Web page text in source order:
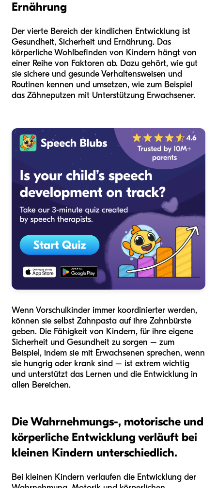
Ernährung
Der vierte Bereich der kindlichen Entwicklung ist
Gesundheit, Sicherheit und Ernährung. Das
körperliche Wohlbefinden von Kindern hängt von
einer Reihe von Faktoren ab. Dazu gehört, wie gut
sie sichere und gesunde Verhaltensweisen und
Routinen kennen und umsetzen, wie zum Beispiel
das Zähneputzen mit Unterstützung Erwachsener.
Wenn Vorschulkinder immer koordinierter werden,
können sie selbst Zahnpasta auf ihre Zahnbürste
geben. Die Fähigkeit von Kindern, für ihre eigene
Sicherheit und Gesundheit zu sorgen – zum
Beispiel, indem sie mit Erwachsenen sprechen, wenn
sie hungrig oder krank sind – ist extrem wichtig
und unterstützt das Lernen und die Entwicklung in
allen Bereichen.
Die Wahrnehmungs-, motorische und
körperliche Entwicklung verläuft bei
kleinen Kindern unterschiedlich.
Bei kleinen Kindern verlaufen die Entwicklung der